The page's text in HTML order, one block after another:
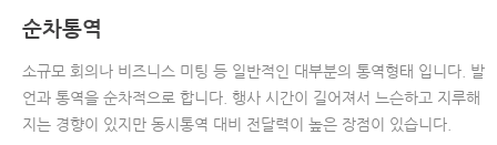
순차통역
소규모 회의나 비즈니스 미팅 등 일반적인 대부분의 통역형태 입니다. 발
언과 통역을 순차적으로 합니다. 행사 시간이 길어져서 느슨하고 지루해
지는 경향이 있지만 동시통역 대비 전달력이 높은 장점이 있습니다.